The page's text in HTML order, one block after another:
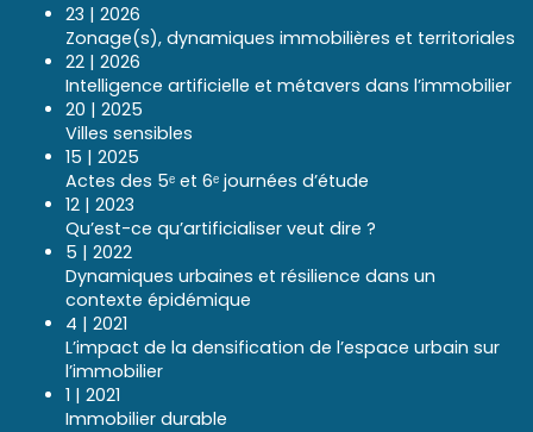
23 | 2026
Zonage(s), dynamiques immobilières et territoriales
22 | 2026
Intelligence artificielle et métavers dans l’immobilier
20 | 2025
Villes sensibles
15 | 2025
Actes des 5ᵉ et 6ᵉ journées d’étude
12 | 2023
Qu’est-ce qu’artificialiser veut dire ?
5 | 2022
Dynamiques urbaines et résilience dans un
contexte épidémique
4 | 2021
L’impact de la densification de l’espace urbain sur
l’immobilier
1 | 2021
Immobilier durable